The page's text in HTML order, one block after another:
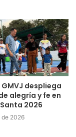
despliega
alegría y fe en
2026
de 2026